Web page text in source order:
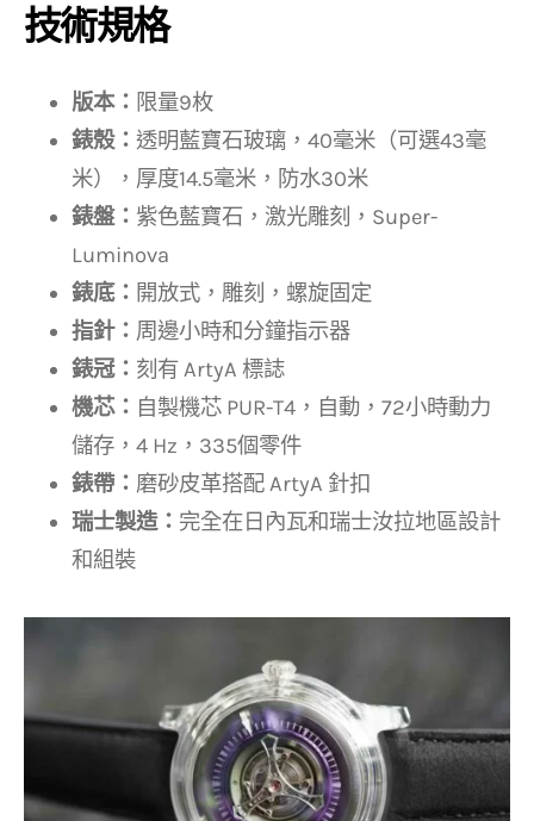
技術規格
版本： 限量9枚
錶殼： 透明藍寶石玻璃，40毫米（可選43毫
米），厚度14.5毫米，防水30米
錶盤： 紫色藍寶石，激光雕刻，Super-
Luminova
錶底： 開放式，雕刻，螺旋固定
指針： 周邊小時和分鐘指示器
錶冠： 刻有 ArtyA 標誌
機芯： 自製機芯 PUR-T4，自動，72小時動力
儲存，4 Hz，335個零件
錶帶： 磨砂皮革搭配 ArtyA 針扣
瑞士製造： 完全在日內瓦和瑞士汝拉地區設計
和組裝